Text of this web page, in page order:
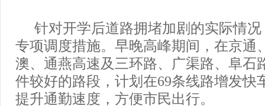
针对开学后道路拥堵加剧的实际情
专项调度措施。早晚高峰期间，在京通
澳、通燕高速及三环路、广渠路、阜石
件较好的路段，计划在69条线路增发快
提升通勤速度，方便市民出行。